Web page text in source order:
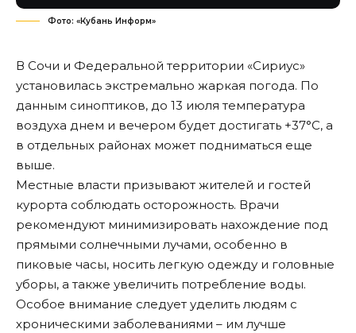
Фото: «Кубань Информ»
В Сочи и Федеральной территории «Сириус»
установилась экстремально жаркая погода. По
данным синоптиков, до 13 июля температура
воздуха днем и вечером будет достигать +37°С, а
в отдельных районах может подниматься еще
выше.
Местные власти призывают жителей и гостей
курорта соблюдать осторожность. Врачи
рекомендуют минимизировать нахождение под
прямыми солнечными лучами, особенно в
пиковые часы, носить легкую одежду и головные
уборы, а также увеличить потребление воды.
Особое внимание следует уделить людям с
хроническими заболеваниями – им лучше